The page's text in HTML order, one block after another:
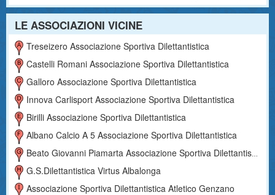
LE ASSOCIAZIONI VICINE
Treseizero Associazione Sportiva Dilettantistica
Castelli Romani Associazione Sportiva Dilettantistica
Galloro Associazione Sportiva Dilettantistica
Innova Carlisport Associazione Sportiva Dilettantistica
Birilli Associazione Sportiva Dilettantistica
Albano Calcio A 5 Associazione Sportiva Dilettantistica
Beato Giovanni Piamarta Associazione Sportiva Dilettantistica
G.s.dilettantistica Virtus Albalonga
Associazione Sportiva Dilettantistica Atletico Genzano